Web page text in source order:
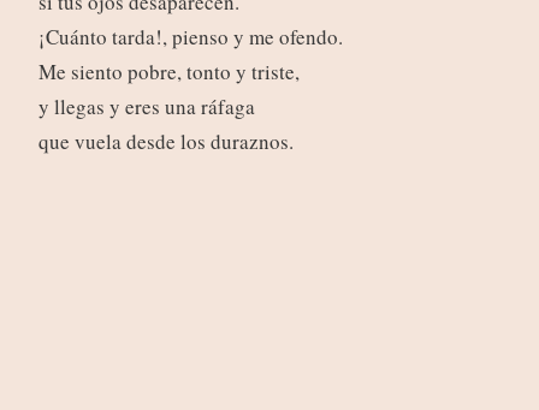
¡Cuánto tarda!, pienso y me ofendo.
Me siento pobre, tonto y triste,
y llegas y eres una ráfaga
que vuela desde los duraznos.